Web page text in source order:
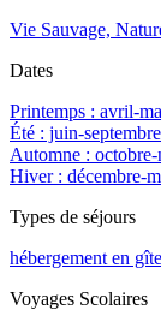
Vie Sauvage,
Dates
Printemps : avril-
Été : juin-septembre
Automne :
Hiver : décembre-
Types de séjours
hébergement en
Voyages Scolaires